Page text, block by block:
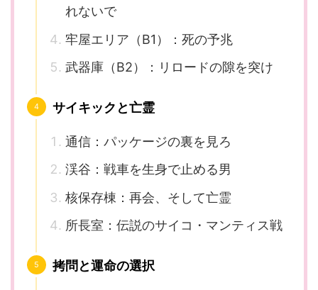
れないで
牢屋エリア（B1）：死の予兆
武器庫（B2）：リロードの隙を突け
サイキックと亡霊
通信：パッケージの裏を見ろ
渓谷：戦車を生身で止める男
核保存棟：再会、そして亡霊
所長室：伝説のサイコ・マンティス戦
拷問と運命の選択